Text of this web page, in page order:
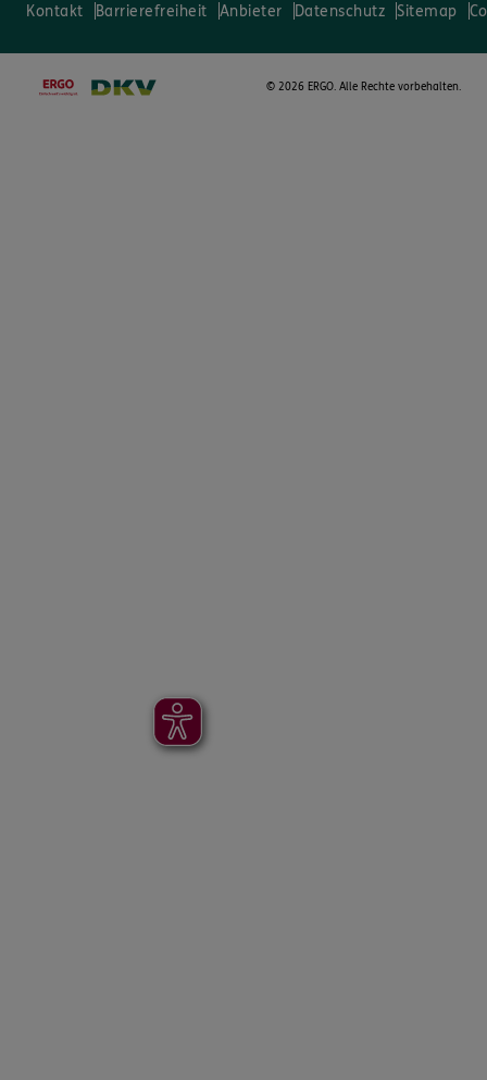
Kontakt Barrierefreiheit Anbieter Datenschutz Sitemap
© 2026 ERGO. Alle Rechte vorbehalten.